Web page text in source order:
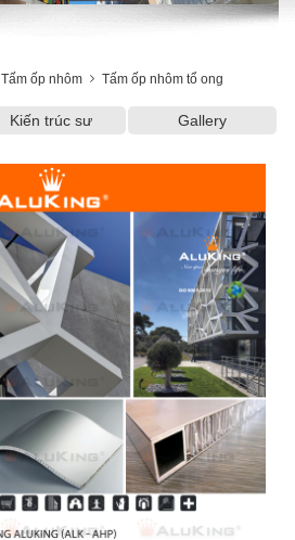
Tấm ốp nhôm Tấm ốp nhôm tổ ong
Kiến trúc sư Gallery